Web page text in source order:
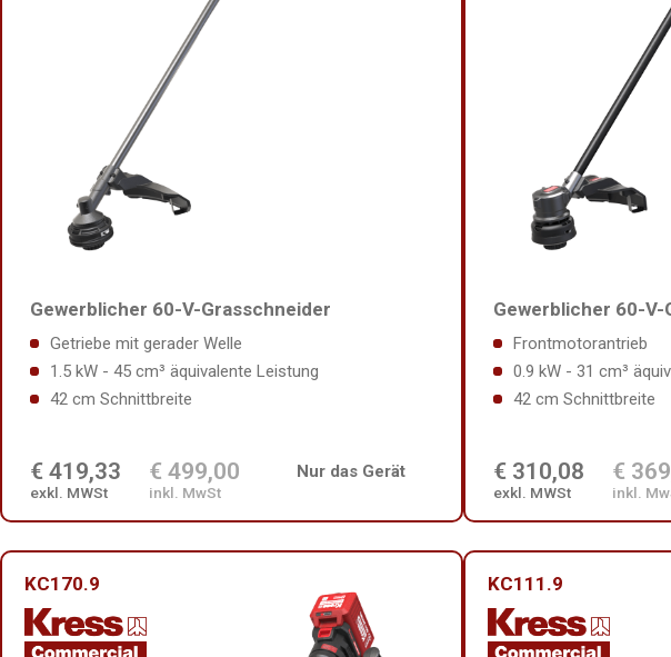
Gewerblicher 60-V-Grasschneider
Getriebe mit gerader Welle
1.5 kW - 45 cm³ äquivalente Leistung
42 cm Schnittbreite
€ 419,33
exkl. MWSt
€ 499,00
inkl. MwSt
Nur das Gerät
Gewerblicher 60-
Frontmotorantrieb
0.9 kW - 31 cm³
42 cm Schnittbreite
€ 310,08
exkl. MWSt
€
inkl.
KC170.9 KC111.9